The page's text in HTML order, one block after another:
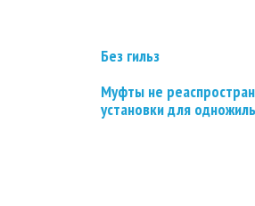
Без гильз
Муфты не
установки для